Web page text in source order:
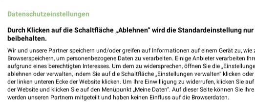
Datenschutzeinstellungen
Durch Klicken auf die Schaltfläche „Ablehnen“ wird die Standardeinstellung
beibehalten.
Wir und unsere Partner speichern und/oder greifen auf Informationen auf einem Gerät zu, wie
Browserspeichern, um personenbezogene Daten zu verarbeiten. Einige Anbieter verarbeiten
aufgrund eines berechtigten Interesses. Um dem zu widersprechen, öffnen Sie die
ablehnen oder verwalten, indem Sie auf die Schaltfläche „Einstellungen verwalten“ klicken
der linken unteren Ecke der Website klicken. Um Ihre Einwilligung zu widerrufen, klicken Sie
der Website und klicken Sie auf den Menüpunkt „Meine Daten“. Auf dieser Seite können Sie
werden unseren Partnern mitgeteilt und haben keinen Einfluss auf die Browserdaten.